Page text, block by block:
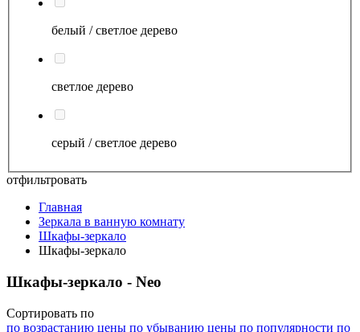
белый / светлое дерево
светлое дерево
серый / светлое дерево
отфильтровать
Главная
Зеркала в ванную комнату
Шкафы-зеркало
Шкафы-зеркало
Шкафы-зеркало - Neo
Сортировать по
по возрастанию цены по убыванию цены по популярности по